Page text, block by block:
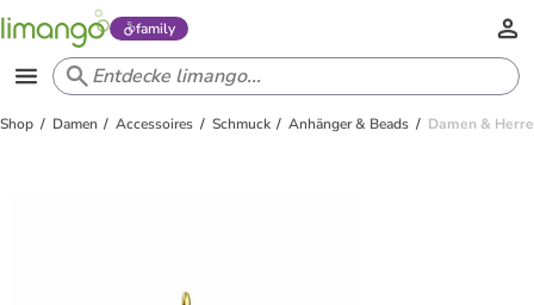
family
Shop Damen Accessoires Schmuck Anhänger & Beads Damen &